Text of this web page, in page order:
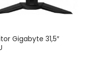
Gigabyte 31,5″